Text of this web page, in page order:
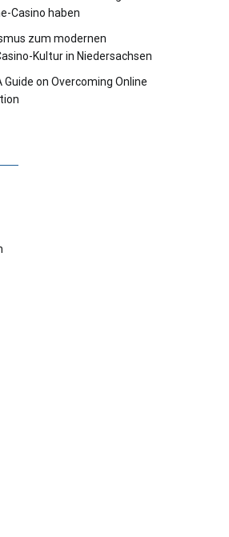
Casino haben
zum modernen
Kultur in Niedersachsen
Guide on Overcoming Online